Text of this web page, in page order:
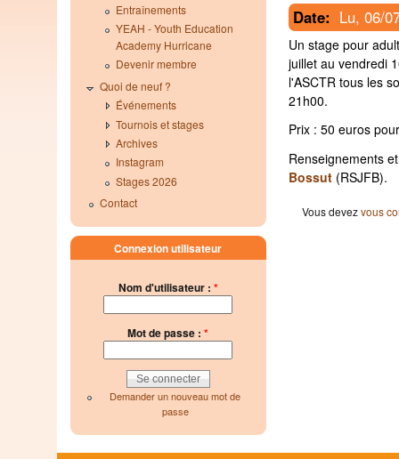
Date: Lu, 06/
Un stage pour
juillet au vendredi
l'ASCTR tous les
21h00.
Prix : 50 euros
Renseignements
Bossut(RSJFB).
Vous devezvous
Entraînements
YEAH - Youth Education
Academy Hurricane
Devenir membre
Quoi de neuf ?
Événements
Tournois et stages
Archives
Instagram
Stages 2026
Contact
Connexion utilisateur
Nom d'utilisateur : *
Mot de passe :*
Demander un nouveau mot de
passe